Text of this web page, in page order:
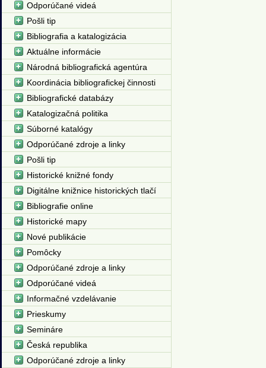
Odporúčané videá
Pošli tip
Bibliografia a katalogizácia
Aktuálne informácie
Národná bibliografická agentúra
Koordinácia bibliografickej činnosti
Bibliografické databázy
Katalogizačná politika
Súborné katalógy
Odporúčané zdroje a linky
Pošli tip
Historické knižné fondy
Digitálne knižnice historických tlačí
Bibliografie online
Historické mapy
Nové publikácie
Pomôcky
Odporúčané zdroje a linky
Odporúčané videá
Informačné vzdelávanie
Prieskumy
Semináre
Česká republika
Odporúčané zdroje a linky